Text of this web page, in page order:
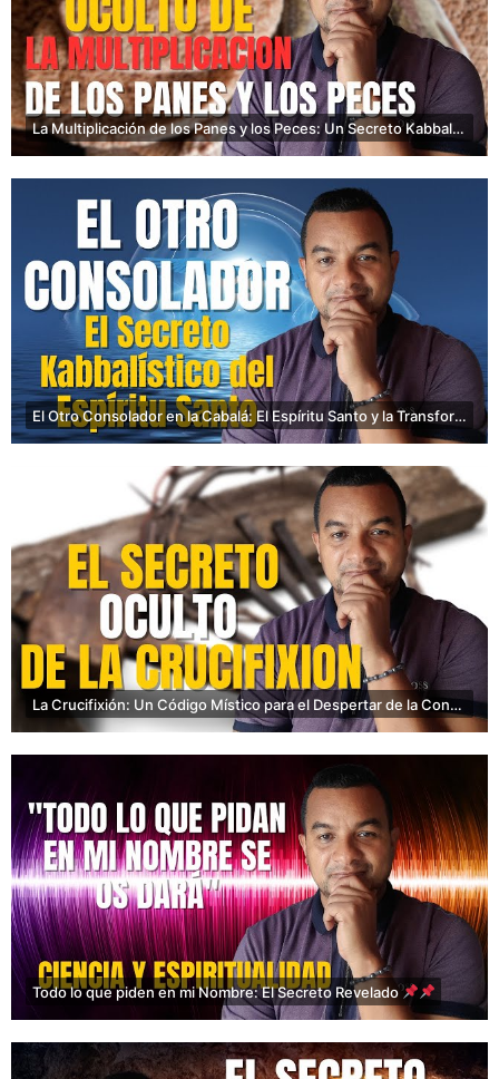
La Multiplicación de los Panes y los Peces: Un Secreto Kabbalístico Revelado
El Otro Consolador en la Cabalá: El Espíritu Santo y la Transformación del Alma
La Crucifixión: Un Código Místico para el Despertar de la Conciencia
Todo lo que piden en mi Nombre: El Secreto Revelado